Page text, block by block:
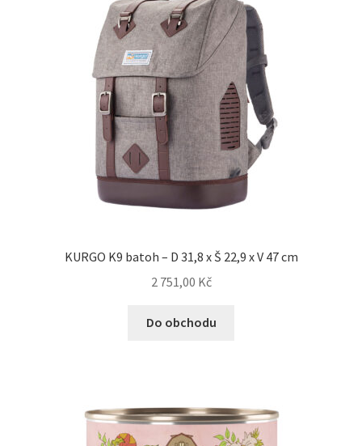
KURGO K9 batoh – D 31,8 x Š 22,9 x V 47 cm
2 751,00 Kč
Do obchodu